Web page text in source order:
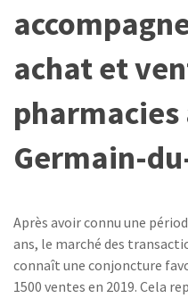
achat et
pharmacies
Germain-
Après avoir connu une
ans, le marché des
connaît une conjoncture
1500 ventes en 2019. Cela